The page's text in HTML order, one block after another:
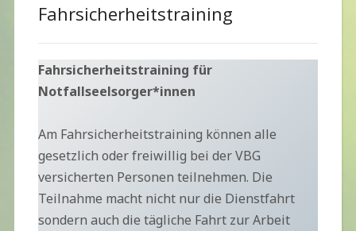
Fahrsicherheitstraining
Fahrsicherheitstraining für
Notfallseelsorger*innen
Am Fahrsicherheitstraining können alle
gesetzlich oder freiwillig bei der VBG
versicherten Personen teilnehmen. Die
Teilnahme macht nicht nur die Dienstfahrt
sondern auch die tägliche Fahrt zur Arbeit